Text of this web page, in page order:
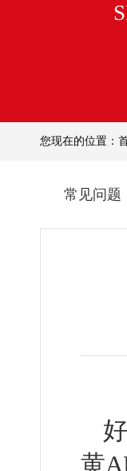
您现在的位置：
常见问题
黄